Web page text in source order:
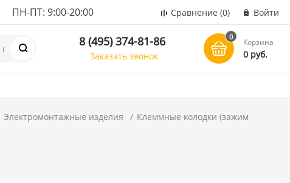
ПН-ПТ: 9:00-20:00 Сравнение (0) Войти
8 (495) 374-81-86
Заказать звонок
0
Корзина
0 руб.
Электромонтажные изделия
Клеммные колодки (зажим